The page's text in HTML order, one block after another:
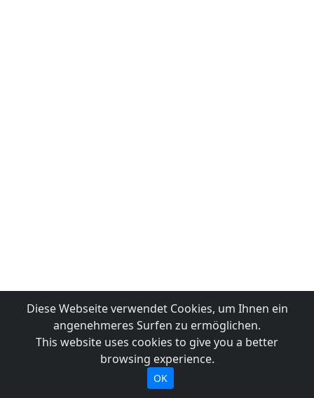
Diese Webseite verwendet Cookies, um Ihnen ein
angenehmeres Surfen zu ermöglichen.
This website uses cookies to give you a better
browsing experience.
OK